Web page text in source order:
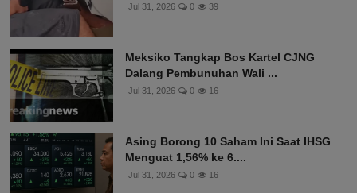
Jul 31, 2026 0 39
Meksiko Tangkap Bos Kartel CJNG
Dalang Pembunuhan Wali ...
Jul 31, 2026 0 16
Asing Borong 10 Saham Ini Saat IHSG
Menguat 1,56% ke 6....
Jul 31, 2026 0 16